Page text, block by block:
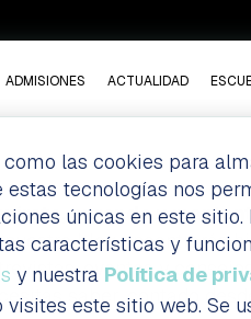
las cookies para
tecnologías nos
únicas en este sitio.
características y
y nuestra Política de
este sitio web. Se
ADMISIONES ACTUALIDAD
aprende y
nuestro blog encontrarás
eventos y
saber, contado